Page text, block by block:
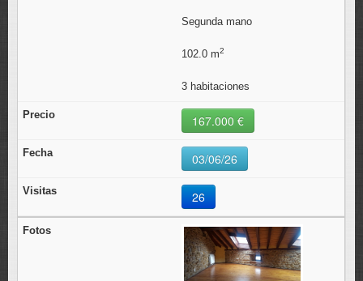
Segunda mano
102.0 m2
3 habitaciones
167.000 €
03/06/26
26